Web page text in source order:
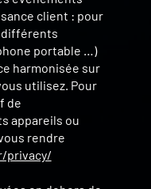
client : pour
différents
portable …)
harmonisée sur
utilisez. Pour
de
appareils ou
rendre
privacy/